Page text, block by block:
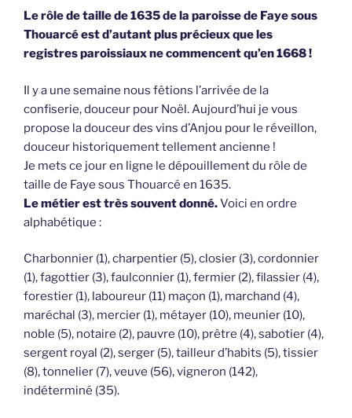
Le rôle de taille de 1635 de la paroisse de Faye sous
Thouarcé est d’autant plus précieux que les
registres paroissiaux ne commencent qu’en 1668 !
Il y a une semaine nous fêtions l’arrivée de la
confiserie, douceur pour Noël. Aujourd’hui je vous
propose la douceur des vins d’Anjou pour le réveillon,
douceur historiquement tellement ancienne !
Je mets ce jour en ligne le dépouillement du rôle de
taille de Faye sous Thouarcé en 1635.
Le métier est très souvent donné.Voici en ordre
alphabétique :
Charbonnier (1), charpentier (5), closier (3), cordonnier
(1), fagottier (3), faulconnier (1), fermier (2), filassier (4),
forestier (1), laboureur (11) maçon (1), marchand (4),
maréchal (3), mercier (1), métayer (10), meunier (10),
noble (5), notaire (2), pauvre (10), prêtre (4), sabotier (4),
sergent royal (2), serger (5), tailleur d’habits (5), tissier
(8), tonnelier (7), veuve (56), vigneron (142),
indéterminé (35).